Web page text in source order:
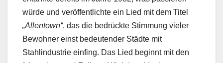
würde und veröffentlichte ein Lied mit dem Titel
„Allentown“, das die bedrückte Stimmung vieler
Bewohner einst bedeutender Städte mit
Stahlindustrie einfing. Das Lied beginnt mit den